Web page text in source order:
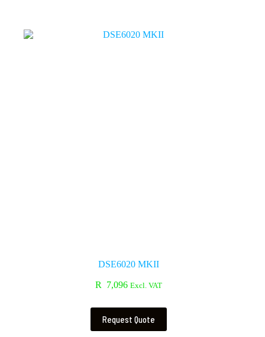
DSE6020 MKII
R 7,096 Excl. VAT
Request Quote